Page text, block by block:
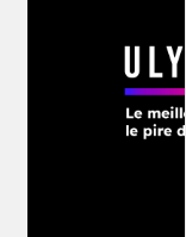
humains lancent
partie. Étant
serait
personnes non-